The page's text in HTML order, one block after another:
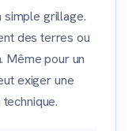
simple grillage.
des terres ou
Même pour un
exiger une